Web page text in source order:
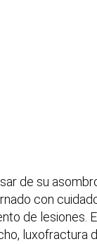
de su
con
de lesiones.
luxofractura